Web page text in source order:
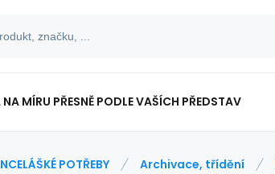
MÍRU PŘESNĚ PODLE VAŠÍCH PŘEDSTAV
TISKOPISY
POTŘEBY Archivace, třídění